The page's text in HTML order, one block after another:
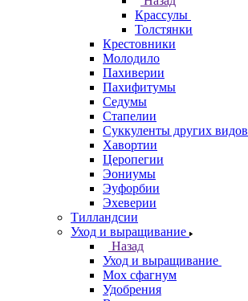
Крассулы
Толстянки
Крестовники
Молодило
Пахиверии
Пахифитумы
Седумы
Стапелии
Суккуленты других видов
Хавортии
Церопегии
Эониумы
Эуфорбии
Эхеверии
Тилландсии
Уход и выращивание
Назад
Уход и выращивание
Мох сфагнум
Удобрения